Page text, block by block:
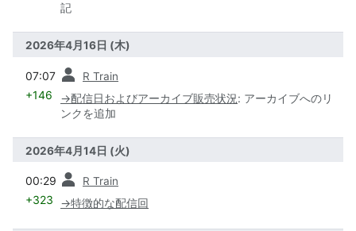
記
2026年4月16日 (木)
07:07 R Train
+146 →配信日およびアーカイブ販売状況: アーカイブへのリ
ンクを追加
2026年4月14日 (火)
00:29 R Train
+323 →特徴的な配信回